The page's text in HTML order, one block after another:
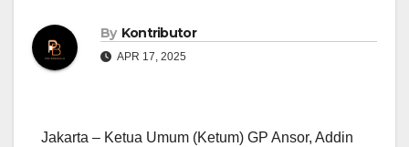
By Kontributor
APR 17, 2025
Jakarta – Ketua Umum (Ketum) GP Ansor, Addin